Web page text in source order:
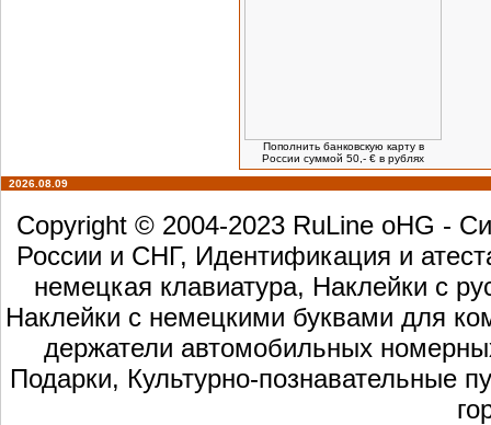
Пополнить банковскую карту в
России суммой 50,- € в рублях
2026.08.09
Copyright © 2004-2023 RuLine oHG -
России и СНГ, Идентификация и
немецкая клавиатура, Наклейки с
Наклейки с немецкими буквами для
держатели автомобильных
Подарки, Культурно-познавательные